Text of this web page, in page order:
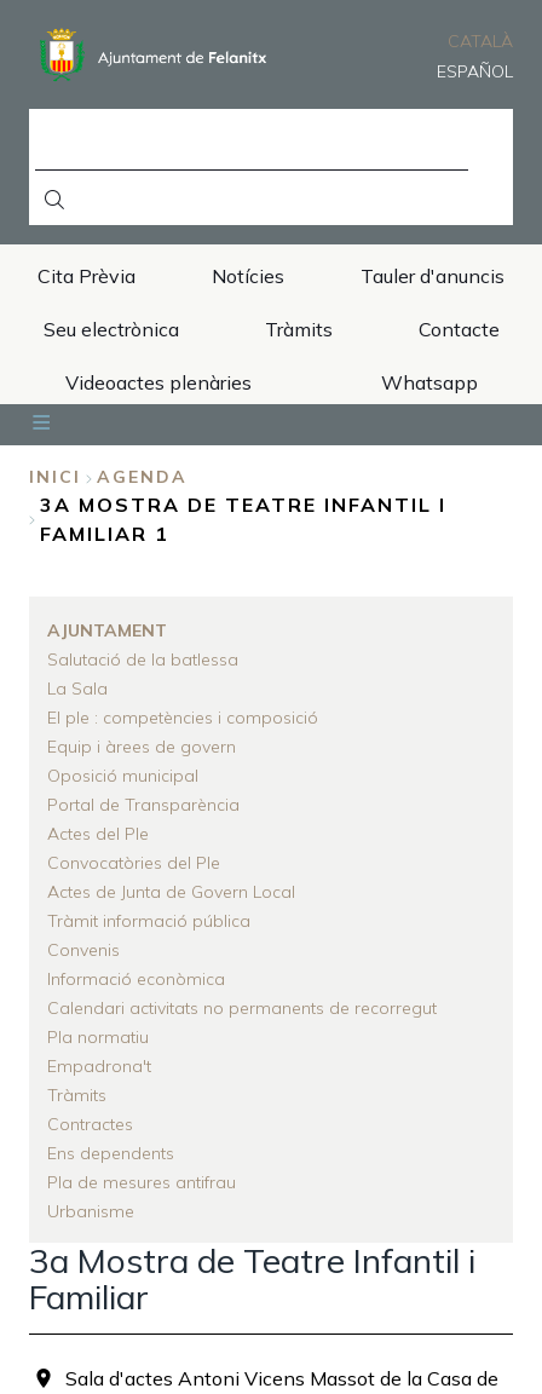
contingut
CATALÀ
ESPAÑOL
Cita Prèvia Notícies Tauler d'anuncis
Seu electrònica Tràmits Contacte
Videoactes plenàries Whatsapp
Inici
Ajuntament
Àrees
Municipi
Turisme
FIL
D'ARIADNA
INICI AGENDA
3A MOSTRA DE TEATRE INFANTIL I
FAMILIAR 1
AJUNTAMENT
Salutació de la batlessa
La Sala
El ple : competències i composició
Equip i àrees de govern
Oposició municipal
Portal de Transparència
Actes del Ple
Convocatòries del Ple
Actes de Junta de Govern Local
Tràmit informació pública
Convenis
Informació econòmica
Calendari activitats no permanents de recorregut
Pla normatiu
Empadrona't
Tràmits
Contractes
Ens dependents
Pla de mesures antifrau
Urbanisme
3a Mostra de Teatre Infantil i
Familiar
Sala d'actes Antoni Vicens Massot de la Casa de